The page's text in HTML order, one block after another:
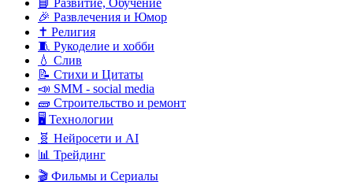
📘 Развитие, Обучение
🎉 Развлечения и Юмор
✝️ Религия
🧵 Рукоделие и хобби
💧 Слив
📝 Стихи и Цитаты
📣 SMM - social media
🧱 Строительство и ремонт
🖥️ Технологии
🧬 Нейросети и AI
📊 Трейдинг
🎬 Фильмы и Сериалы